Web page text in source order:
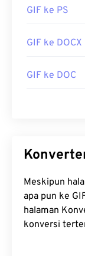
membuatnya
GIF dapat
sistem
gunakan
termasuk
Rilis Awal:15
GIF ke PS
GIF ke DOCX
GIF ke DOC
Meskipun
apa pun ke GIF, Anda mungkin ingin mengunjungi
halaman
konversi